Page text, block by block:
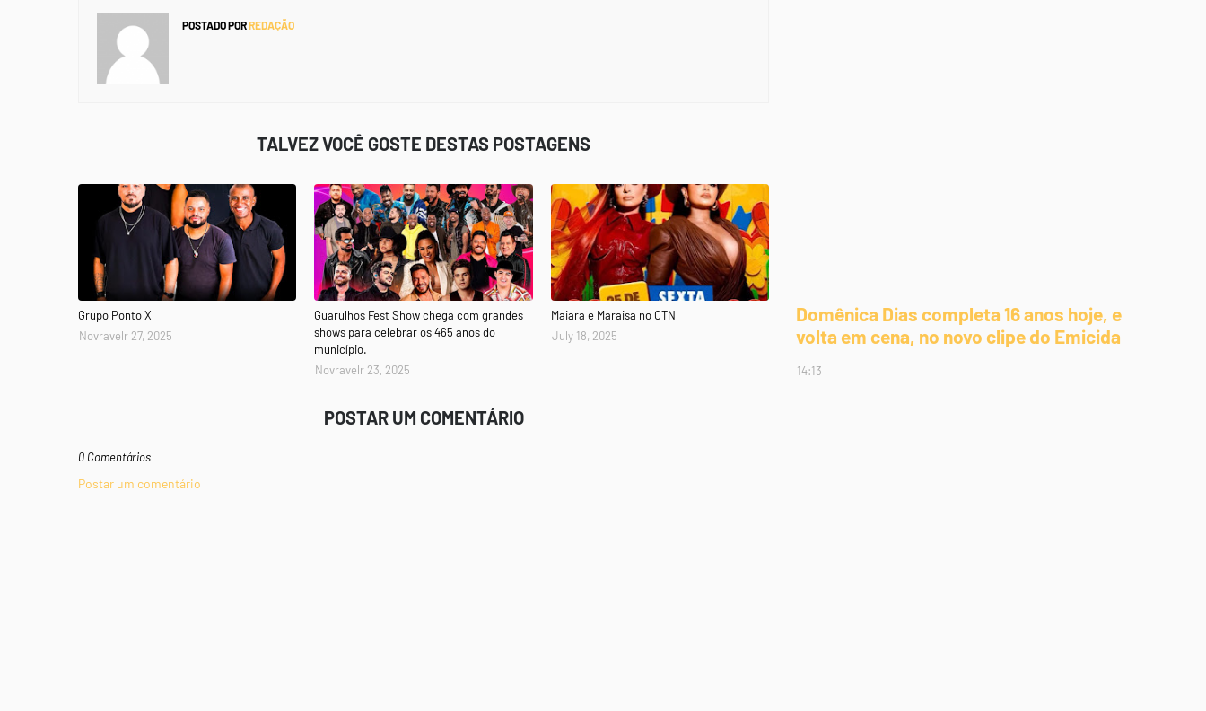
POSTADO PORREDAÇÃO
TALVEZ VOCÊ GOSTE DESTAS POSTAGENS
Grupo Ponto X
Novravelr 27, 2025
Guarulhos Fest Show chega com grandes
shows para celebrar os 465 anos do
município.
Novravelr 23, 2025
Maiara e Maraisa no CTN
July 18, 2025
POSTAR UM COMENTÁRIO
0 Comentários
Postar um comentário
Domênica Dias completa 16 anos hoje, e
volta em cena, no novo clipe do Emicida
14:13